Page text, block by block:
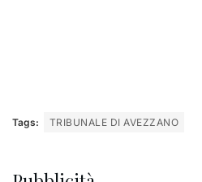
Tags: TRIBUNALE DI AVEZZANO